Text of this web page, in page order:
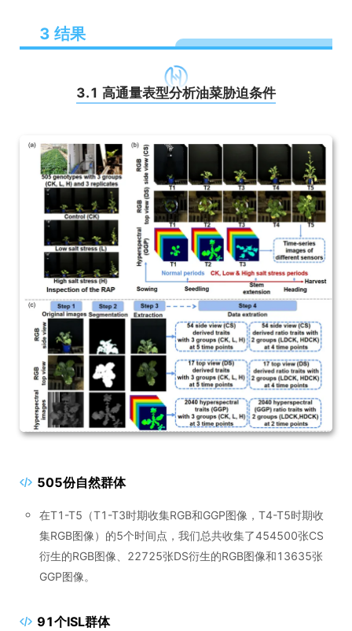
3 结果
3.1 高通量表型分析油菜胁迫条件
505份自然群体
在T1-T5（T1-T3时期收集RGB和GGP图像，T4-T5时期收
集RGB图像）的5个时间点，我们总共收集了454500张CS
衍生的RGB图像、22725张DS衍生的RGB图像和13635张
GGP图像。
91个ISL群体